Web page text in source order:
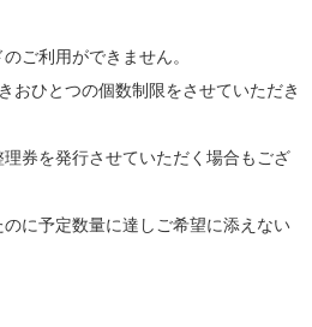
ご利用ができません。
おひとつの個数制限をさせていただき
券を発行させていただく場合もござ
に予定数量に達しご希望に添えない